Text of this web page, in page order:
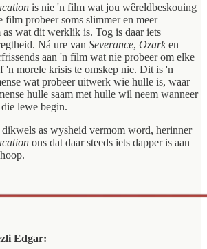
is nie 'n film wat jou wêreldbeskouing
film probeer soms slimmer en meer
wat dit werklik is. Tog is daar iets
Ná ure van Severance, Ozarken
aan 'n film wat nie probeer om elke
'n morele krisis te omskep nie. Dit is 'n
wat probeer uitwerk wie hulle is, waar
hulle saam met hulle wil neem wanneer
lewe begin.
as wysheid vermom word, herinner
ons dat daar steeds iets dapper is aan
Edgar: